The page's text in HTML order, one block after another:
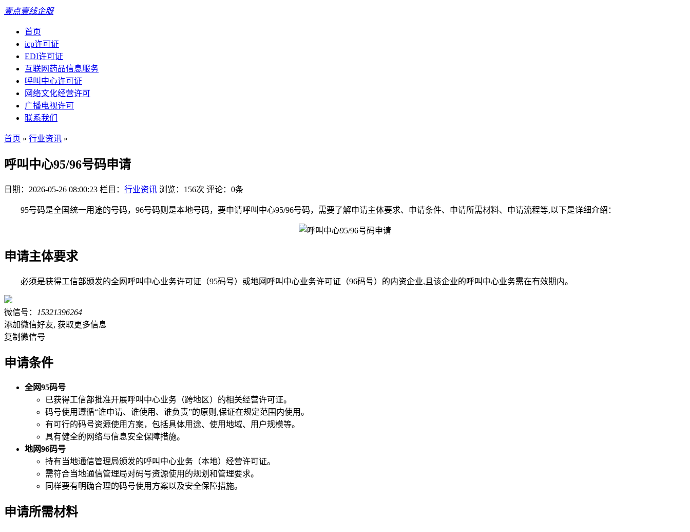
壹点壹线企服
首页
icp许可证
EDI许可证
互联网药品信息服务
呼叫中心许可证
网络文化经营许可
广播电视许可
联系我们
首页 » 行业资讯 »
呼叫中心95/96号码申请
日期：2026-05-26 08:00:23 栏目： 行业资讯 浏览：156次 评论：0条
95号码是全国统一用途的号码，96号码则是本地号码，要申请呼叫中心95/96号码，需要了解申请主体要求、申请条件、申请所需材料、申请流程等,以下是详细介绍：
申请主体要求
必须是获得工信部颁发的全网呼叫中心业务许可证（95码号）或地网呼叫中心业务许可证（96码号）的内资企业,且该企业的呼叫中心业务需在有效期内。
微信号：
15321396264
添加微信好友, 获取更多信息
复制微信号
申请条件
全网95码号
已获得工信部批准开展呼叫中心业务（跨地区）的相关经营许可证。
码号使用遵循“谁申请、谁使用、谁负责”的原则,保证在规定范围内使用。
有可行的码号资源使用方案，包括具体用途、使用地域、用户规模等。
具有健全的网络与信息安全保障措施。
地网96码号
持有当地通信管理局颁发的呼叫中心业务（本地）经营许可证。
需符合当地通信管理局对码号资源使用的规划和管理要求。
同样要有明确合理的码号使用方案以及安全保障措施。
申请所需材料